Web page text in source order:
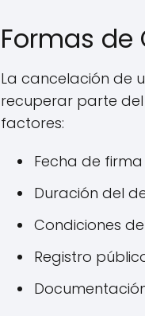
Formas
La cancelación de
recuperar parte del
factores:
Fecha de
Duración del
Condiciones
Registro